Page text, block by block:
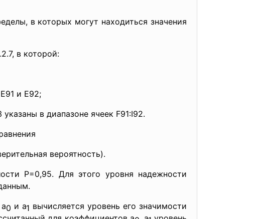
в которых могут находиться значения
в которой:
и Е92;
в диапазоне ячеек F91:I92.
вероятность).
Р=0,95. Для этого уровня надежности
0 и а1 вычисляется уровень его значимости